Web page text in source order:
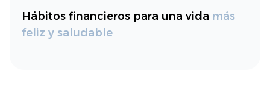
Hábitos financieros para una vida más
feliz y saludable